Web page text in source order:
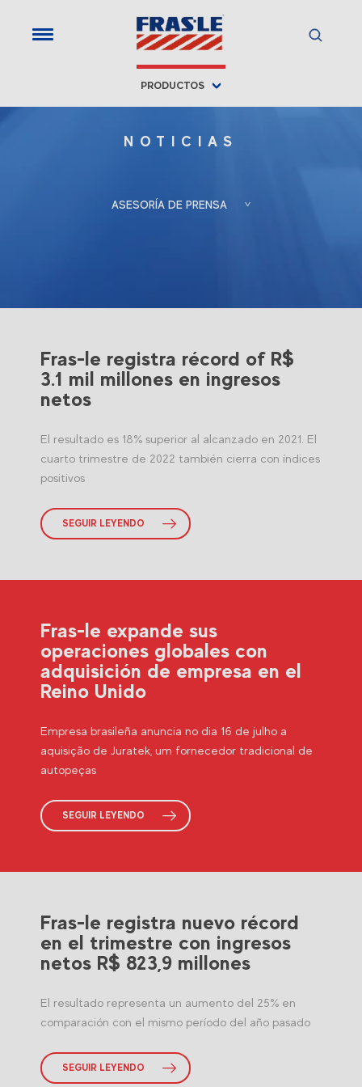
PRODUCTOS
NOTICIAS
ASESORÍA DE PRENSA
gladis@froesberlato.com.br
Fras-le registra récord of R$
3.1 mil millones en ingresos
netos
El resultado es 18% superior al alcanzado en 2021. El
cuarto trimestre de 2022 también cierra con índices
positivos
SEGUIR LEYENDO
Fras-le expande sus
operaciones globales con
adquisición de empresa en el
Reino Unido
Empresa brasileña anuncia no dia 16 de julho a
aquisição de Juratek, um fornecedor tradicional de
autopeças
SEGUIR LEYENDO
Fras-le registra nuevo récord
en el trimestre con ingresos
netos R$ 823,9 millones
El resultado representa un aumento del 25% en
comparación con el mismo período del año pasado
SEGUIR LEYENDO